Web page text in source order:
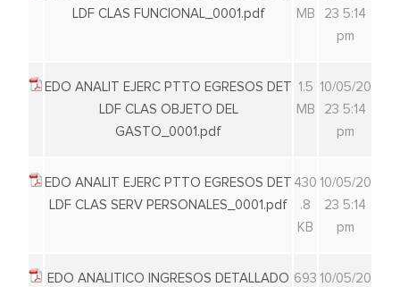
LDF CLAS FUNCIONAL_0001.pdf
MB
23 5:14
pm
EDO ANALIT EJERC PTTO EGRESOS DET
LDF CLAS OBJETO DEL
GASTO_0001.pdf
1.5
MB
10/05/20
23 5:14
pm
EDO ANALIT EJERC PTTO EGRESOS DET
LDF CLAS SERV PERSONALES_0001.pdf
430
.8
KB
10/05/20
23 5:14
pm
EDO ANALITICO INGRESOS DETALLADO 693 10/05/20